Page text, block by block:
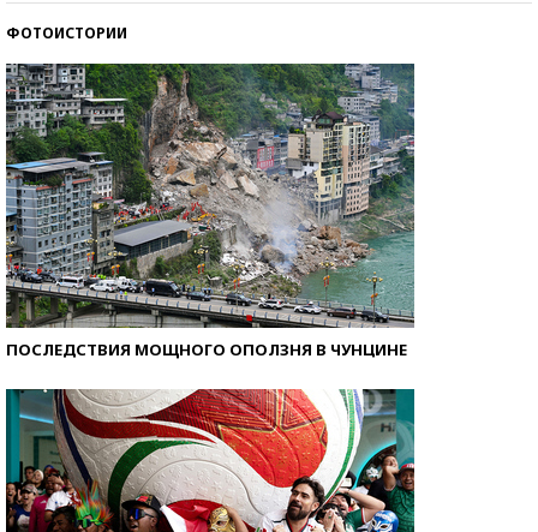
ФОТОИСТОРИИ
ПОСЛЕДСТВИЯ МОЩНОГО ОПОЛЗНЯ В ЧУНЦИНЕ